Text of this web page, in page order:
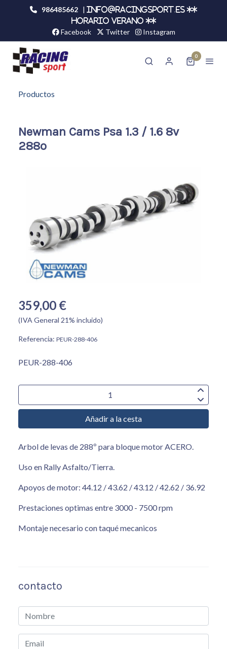
986485662 |
info@racingsport.es **
HORARIO VERANO **
Facebook Twitter Instagram
0
Productos
Newman Cams Psa 1.3 / 1.6 8v
288º
359,00 €
(IVA General 21% incluido)
Referencia: PEUR-288-406
PEUR-288-406
Añadir a la cesta
Arbol de levas de 288º para bloque motor ACERO.
Uso en Rally Asfalto/Tierra.
Apoyos de motor: 44.12 / 43.62 / 43.12 / 42.62 / 36.92
Prestaciones optimas entre 3000 - 7500 rpm
Montaje necesario con taqué mecanicos
contacto